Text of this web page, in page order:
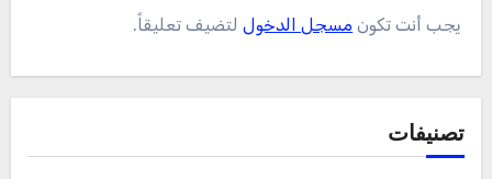
يجب أنت تكون مسجل الدخوللتضيف تعليقاً.
تصنيفات